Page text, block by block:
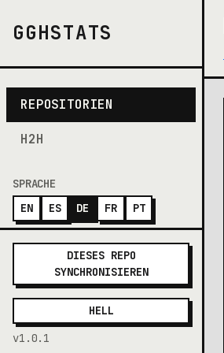
GGHSTATS
REPOSITORIEN
H2H
SPRACHE
EN
ES DE FR PT
DIESES REPO
SYNCHRONISIEREN
HELL
v1.0.1